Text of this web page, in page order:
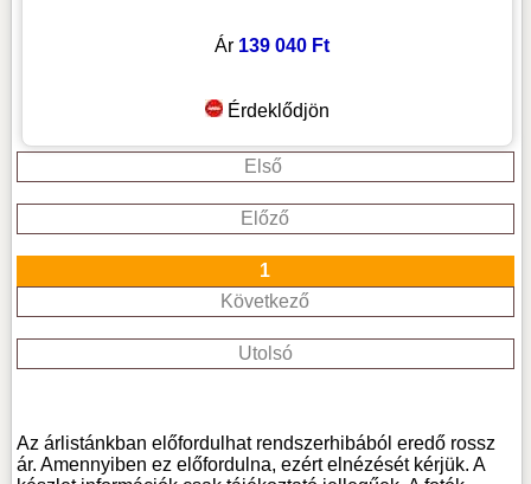
Ár 139 040 Ft
Érdeklődjön
Első
Előző
1
Következő
Utolsó
Az árlistánkban előfordulhat rendszerhibából eredő rossz
ár. Amennyiben ez előfordulna, ezért elnézését kérjük. A